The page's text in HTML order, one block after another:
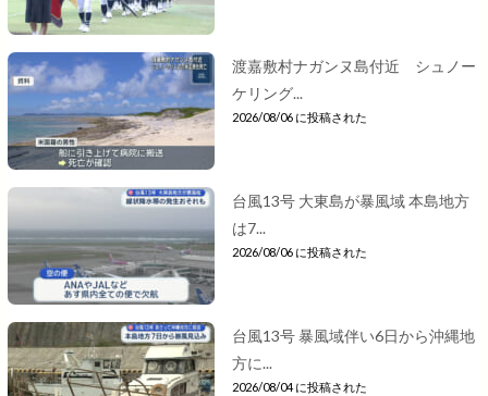
渡嘉敷村ナガンヌ島付近 シュノー
ケリング...
2026/08/06 に投稿された
台風13号 大東島が暴風域 本島地方
は7...
2026/08/06 に投稿された
台風13号 暴風域伴い6日から沖縄地
方に...
2026/08/04 に投稿された